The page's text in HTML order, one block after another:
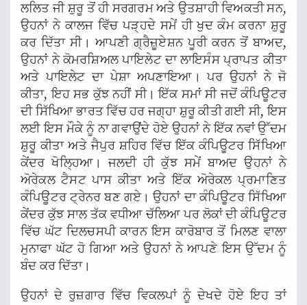
ਲਲਿਤ ਜੀ ਸ਼ੁਰੂ ਤੋਂ ਹੀ ਸਰਗਰਮ ਅਤੇ ਉਤਸ਼ਾਹੀ ਵਿਅਕਤੀ ਸਨ,
ਉਹਨਾਂ ਨੇ ਕਾਲਜ ਵਿੱਚ ਪੜ੍ਹਦੇ ਸਮੇਂ ਹੀ ਖੁਦ ਕੰਮ ਕਰਨਾ ਸ਼ੁਰੂ
ਕਰ ਦਿੱਤਾ ਸੀ। ਆਪਣੀ ਗ੍ਰੈਜ਼ੂਏਸ਼ਨ ਪੂਰੀ ਕਰਨ ਤੋਂ ਬਾਅਦ,
ਉਹਨਾਂ ਨੇ ਕੋਮਰਸ਼ਿਅਲ ਪਾਇਲੇਟ ਦਾ ਲਾਇਸੰਸ ਪ੍ਰਾਪਤ ਕੀਤਾ
ਅਤੇ ਪਾਇਲੇਟ ਦਾ ਪੇਸ਼ਾ ਅਪਣਾਇਆ। ਪਰ ਉਹਨਾਂ ਨੇ ਜੋ
ਕੀਤਾ, ਇਹ ਸਭ ਕੁੱਝ ਨਹੀਂ ਸੀ। ਇੱਕ ਸਮਾਂ ਸੀ ਜਦੋਂ ਕੰਪਿਊਟਰ
ਦੀ ਸਿੱਖਿਆ ਭਾਰਤ ਵਿੱਚ ਹਰ ਜਗ੍ਹਾ ਸ਼ੁਰੂ ਕੀਤੀ ਗਈ ਸੀ, ਇਸ
ਲਈ ਇਸ ਮੌਕੇ ਨੂੰ ਨਾ ਗਵਾਉਂਦੇ ਹੋਏ ਉਹਨਾਂ ਨੇ ਇੱਕ ਨਵਾਂ ਉੱਦਮ
ਸ਼ੁਰੂ ਕੀਤਾ ਅਤੇ ਜੈਪੁਰ ਸ਼ਹਿਰ ਵਿੱਚ ਇੱਕ ਕੰਪਿਊਟਰ ਸਿੱਖਿਆ
ਕੇਂਦਰ ਖੋਲ੍ਹਿਆ। ਜਲਦੀ ਹੀ ਕੁੱਝ ਸਮੇਂ ਬਾਅਦ ਉਹਨਾਂ ਨੇ
ਅੋਰੇਕਲ ਟੈਸਟ ਪਾਸ ਕੀਤਾ ਅਤੇ ਇੱਕ ਅੋਰੇਕਲ ਪ੍ਰਮਾਣਿਤ
ਕੰਪਿਊਟਰ ਟ੍ਰੇਨਰ ਬਣ ਗਏ। ਉਹਨਾਂ ਦਾ ਕੰਪਿਊਟਰ ਸਿੱਖਿਆ
ਕੇਂਦਰ ਕੁੱਝ ਸਾਲ ਤੱਕ ਵਧੀਆ ਚੱਲਿਆ ਪਰ ਲੋਕਾਂ ਦੀ ਕੰਪਿਊਟਰ
ਵਿੱਚ ਘੱਟ ਦਿਲਚਸਪੀ ਕਾਰਨ ਇਸ ਕਾਰੋਬਾਰ ਤੋਂ ਮਿਲਣ ਵਾਲਾ
ਮੁਨਾਫਾ ਘੱਟ ਹੋ ਗਿਆ ਅਤੇ ਉਹਨਾਂ ਨੇ ਆਪਣੇ ਇਸ ਉੱਦਮ ਨੂੰ
ਬੰਦ ਕਰ ਦਿੱਤਾ।
ਉਹਨਾਂ ਦੇ ਰੁਜ਼ਗਾਰ ਵਿੱਚ ਵਿਕਲਪਾਂ ਨੂੰ ਦੇਖਦੇ ਹੋਏ ਇਹ ਤਾਂ